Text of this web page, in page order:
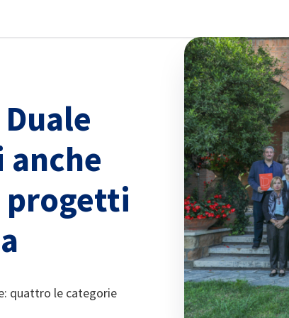
progetti
quattro le categorie